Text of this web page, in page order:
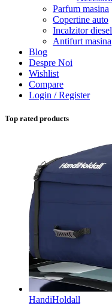
Parfum masina
Copertine auto
Incalzitor diesel
Antifurt masina
Blog
Despre Noi
Wishlist
Compare
Login / Register
Top rated products
HandiHoldall